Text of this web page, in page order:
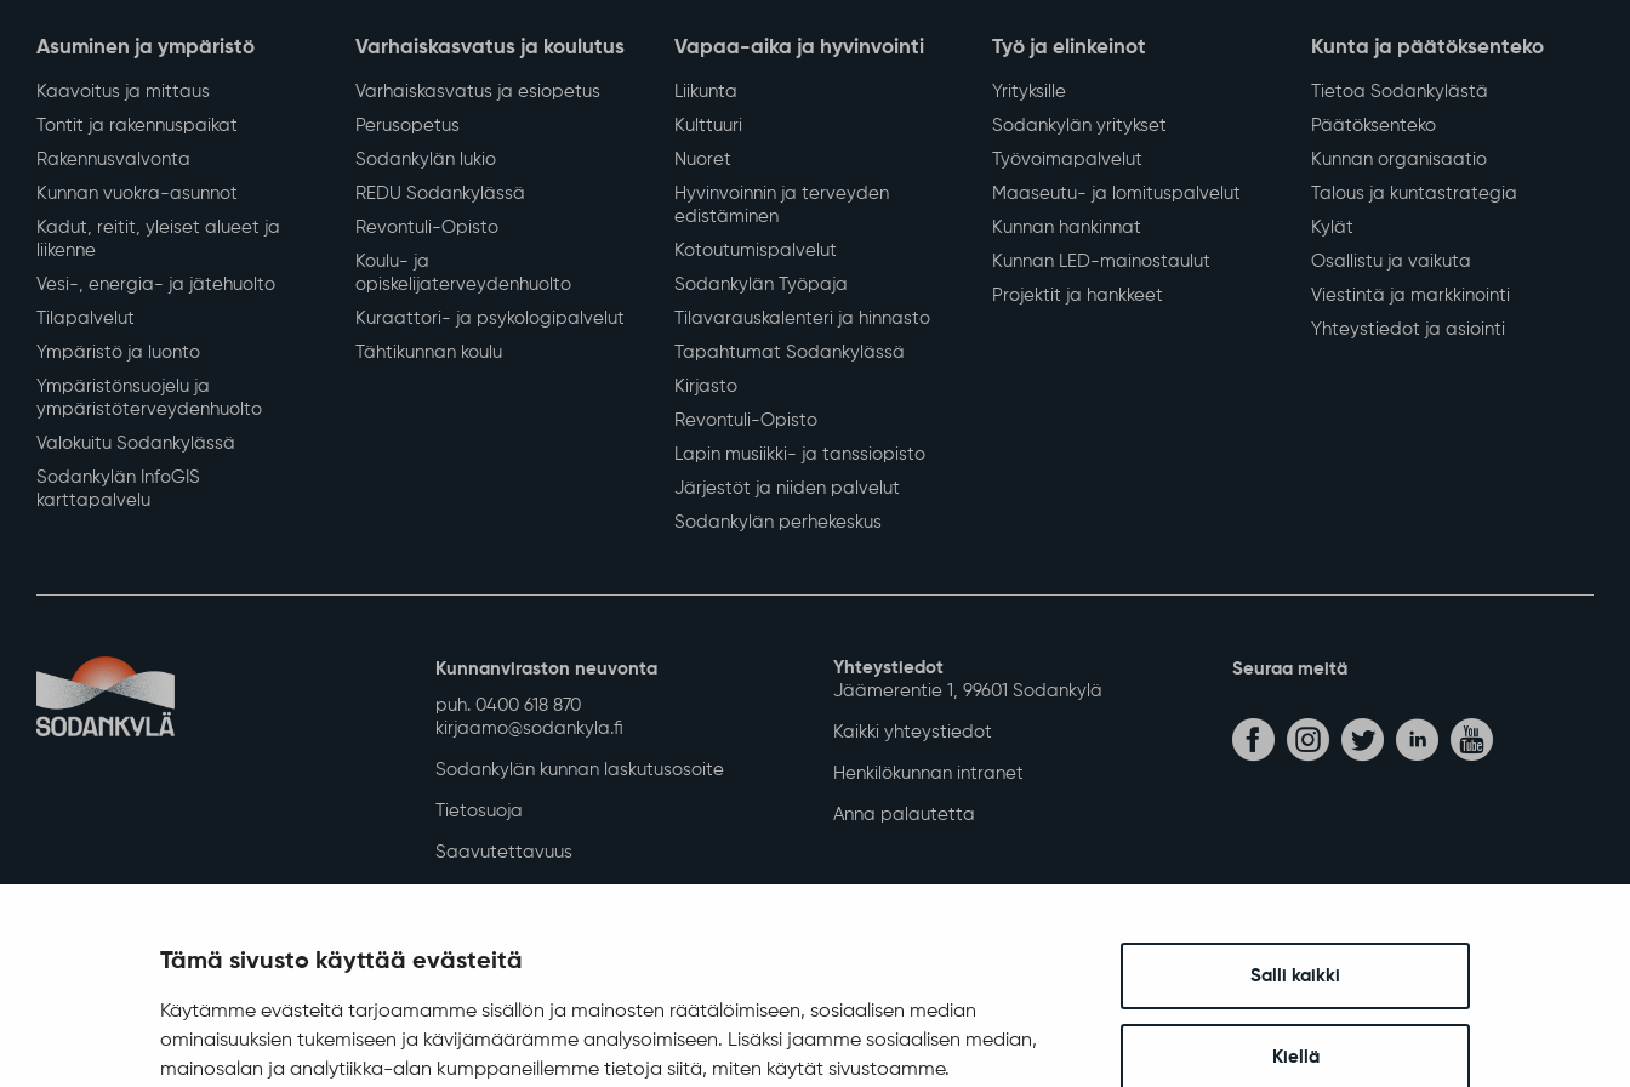
Tämä sivusto käyttää evästeitä
Käytämme evästeitä tarjoamamme sisällön ja mainosten räätälöimiseen, sosiaalisen median
ominaisuuksien tukemiseen ja kävijämäärämme analysoimiseen. Lisäksi jaamme sosiaalisen median,
mainosalan ja analytiikka-alan kumppaneillemme tietoja siitä, miten käytät sivustoamme.
Salli kaikki
Kiellä
Asuminen ja ympäristö
Kaavoitus ja mittaus
Tontit ja rakennuspaikat
Rakennusvalvonta
Kunnan vuokra-asunnot
Kadut, reitit, yleiset alueet ja
liikenne
Vesi-, energia- ja jätehuolto
Tilapalvelut
Ympäristö ja luonto
Ympäristönsuojelu ja
ympäristöterveydenhuolto
Valokuitu Sodankylässä
Sodankylän InfoGIS
karttapalvelu
Varhaiskasvatus ja koulutus
Varhaiskasvatus ja esiopetus
Perusopetus
Sodankylän lukio
REDU Sodankylässä
Revontuli-Opisto
Koulu- ja
opiskelijaterveydenhuolto
Kuraattori- ja psykologipalvelut
Tähtikunnan koulu
Vapaa-aika ja hyvinvointi
Liikunta
Kulttuuri
Nuoret
Hyvinvoinnin ja terveyden
edistäminen
Kotoutumispalvelut
Sodankylän Työpaja
Tilavarauskalenteri ja hinnasto
Tapahtumat Sodankylässä
Kirjasto
Revontuli-Opisto
Lapin musiikki- ja tanssiopisto
Järjestöt ja niiden palvelut
Sodankylän perhekeskus
Työ ja elinkeinot
Yrityksille
Sodankylän yritykset
Työvoimapalvelut
Maaseutu- ja lomituspalvelut
Kunnan hankinnat
Kunnan LED-mainostaulut
Projektit ja hankkeet
Kunta ja päätöksenteko
Tietoa Sodankylästä
Päätöksenteko
Kunnan organisaatio
Talous ja kuntastrategia
Kylät
Osallistu ja vaikuta
Viestintä ja markkinointi
Yhteystiedot ja asiointi
Kunnanviraston neuvonta
puh. 0400 618 870
kirjaamo@sodankyla.fi
Sodankylän kunnan laskutusosoite
Tietosuoja
Saavutettavuus
Yhteystiedot
Jäämerentie 1, 99601 Sodankylä
Kaikki yhteystiedot
Henkilökunnan intranet
Anna palautetta
Seuraa meitä